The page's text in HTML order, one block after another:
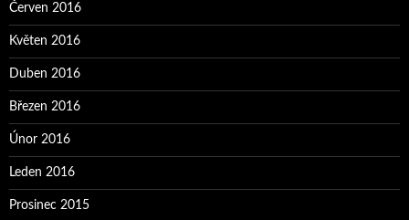
Červen 2016
Květen 2016
Duben 2016
Březen 2016
Únor 2016
Leden 2016
Prosinec 2015